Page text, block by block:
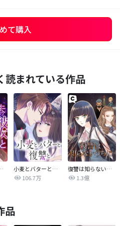
て購入
読まれている作品
讐します
小麦とバターと復讐と
106.7万
復讐は知らないうちに
1.3億
品